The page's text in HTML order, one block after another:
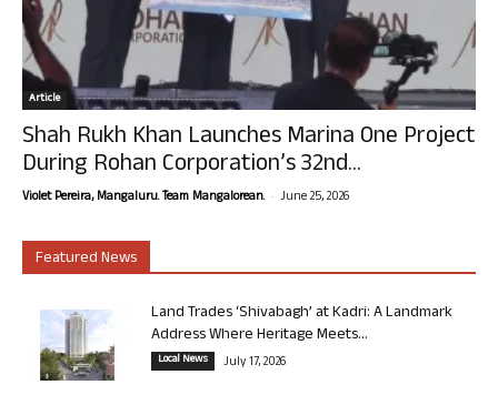
Article
Shah Rukh Khan Launches Marina One Project
During Rohan Corporation’s 32nd...
Violet Pereira, Mangaluru. Team Mangalorean. - June 25, 2026
Featured News
Land Trades ‘Shivabagh’ at Kadri: A Landmark
Address Where Heritage Meets...
Local News July 17, 2026